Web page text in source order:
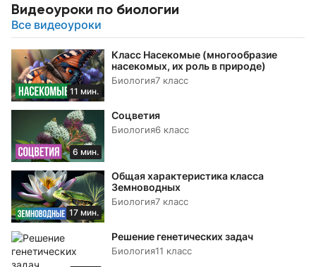
Видеоуроки по биологии
Все видеоуроки
11 мин.
Класс Насекомые (многообразие
насекомых, их роль в природе)
Биология7 класс
6 мин.
Соцветия
Биология6 класс
17 мин.
Общая характеристика класса
Земноводных
Биология7 класс
Решение генетических задач
Биология11 класс